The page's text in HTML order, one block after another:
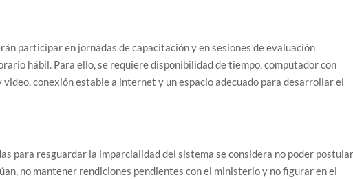
participar en jornadas de capacitación y en sesiones de evaluación
hábil. Para ello, se requiere disponibilidad de tiempo, computador con
conexión estable a internet y un espacio adecuado para desarrollar el
para resguardar la imparcialidad del sistema se considera no poder
no mantener rendiciones pendientes con el ministerio y no figurar en el